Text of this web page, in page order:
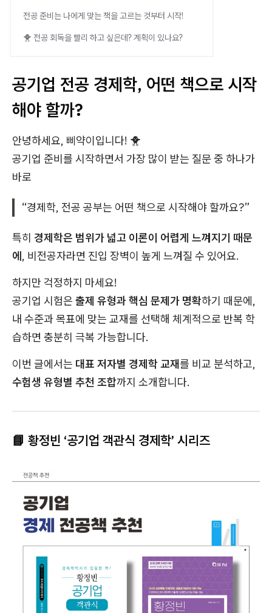
전공 준비는 나에게 맞는 책을 고르는 것부터 시작!
🐥 전공 회독을 빨리 하고 싶은데? 계획이 있나요?
공기업 전공 경제학, 어떤 책으로 시작
해야 할까?
안녕하세요, 삐약이입니다! 🐥
공기업 준비를 시작하면서 가장 많이 받는 질문 중 하나가
바로
“경제학, 전공 공부는 어떤 책으로 시작해야 할까요?”
특히 경제학은 범위가 넓고 이론이 어렵게 느껴지기 때문
에, 비전공자라면 진입 장벽이 높게 느껴질 수 있어요.
하지만 걱정하지 마세요!
공기업 시험은 출제 유형과 핵심 문제가 명확하기 때문에,
내 수준과 목표에 맞는 교재를 선택해 체계적으로 반복 학
습하면 충분히 극복 가능합니다.
이번 글에서는 대표 저자별 경제학 교재를 비교 분석하고,
수험생 유형별 추천 조합까지 소개합니다.
📘 황정빈 ‘공기업 객관식 경제학’ 시리즈